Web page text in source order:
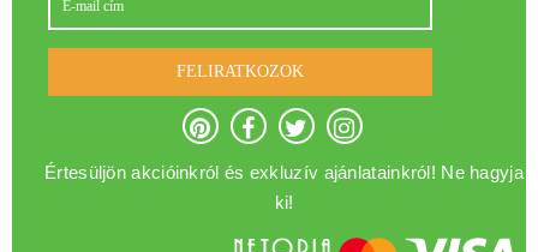
FELIRATKOZOK
Értesüljön akcióinkról és exkluzív ajánlatainkról! Ne hagyja
ki!